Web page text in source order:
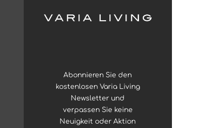
Abonnieren Sie den
kostenlosen Varia Living
Newsletter und
verpassen Sie keine
Neuigkeit oder Aktion